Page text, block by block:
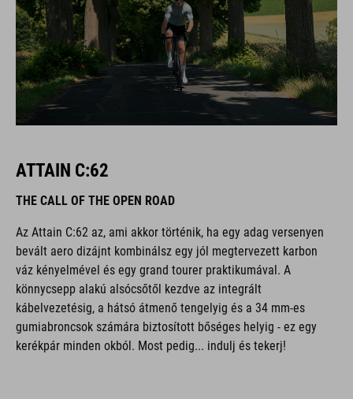
ATTAIN C:62
THE CALL OF THE OPEN ROAD
Az Attain C:62 az, ami akkor történik, ha egy adag versenyen
bevált aero dizájnt kombinálsz egy jól megtervezett karbon
váz kényelmével és egy grand tourer praktikumával. A
könnycsepp alakú alsócsőtől kezdve az integrált
kábelvezetésig, a hátsó átmenő tengelyig és a 34 mm-es
gumiabroncsok számára biztosított bőséges helyig - ez egy
kerékpár minden okból. Most pedig... indulj és tekerj!